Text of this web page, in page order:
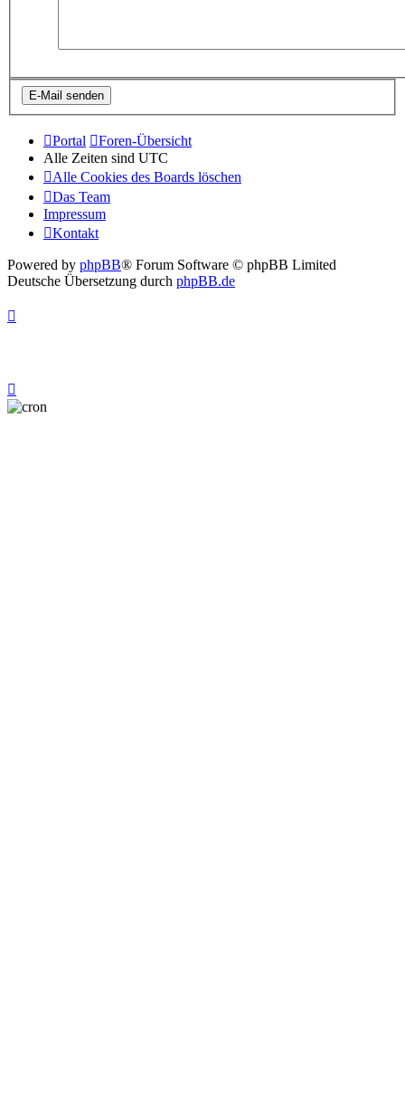
Portal
Foren-Übersicht
Alle Zeiten sind UTC
Alle Cookies des Boards löschen
Das Team
Impressum
Kontakt
Powered by phpBB® Forum Software © phpBB Limited
Deutsche Übersetzung durch phpBB.de